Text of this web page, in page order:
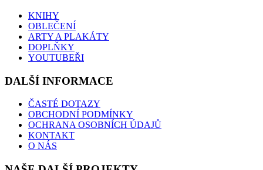
KNIHY
OBLEČENÍ
ARTY A PLAKÁTY
DOPLŇKY
YOUTUBEŘI
DALŠÍ INFORMACE
ČASTÉ DOTAZY
OBCHODNÍ PODMÍNKY
OCHRANA OSOBNÍCH ÚDAJŮ
KONTAKT
O NÁS